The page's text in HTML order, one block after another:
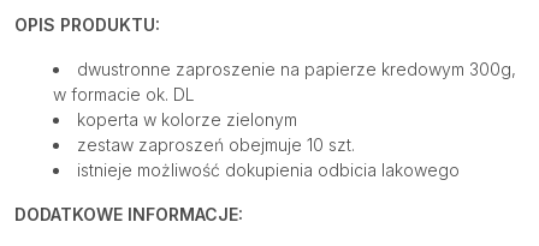
szt.
OPIS PRODUKTU:
dwustronne zaproszenie na papierze kredowym 300g,
w formacie ok. DL
koperta w kolorze zielonym
zestaw zaproszeń obejmuje 10 szt.
istnieje możliwość dokupienia odbicia lakowego
DODATKOWE INFORMACJE: